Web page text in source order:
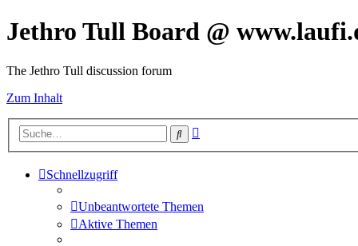
Jethro Tull Board @
The Jethro Tull discussion forum
Zum Inhalt
Suche
Schnellzugriff
Unbeantwortete Themen
Aktive Themen